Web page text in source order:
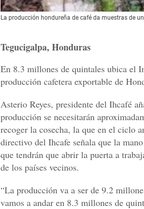
La producción hondureña de café da muestras de
Tegucigalpa, Honduras
En 8.3 millones de quintales ubica el
producción cafetera exportable de
Asterio Reyes, presidente del Ihcafé
producción se necesitarán
recoger la cosecha, la que en el ciclo
directivo del Ihcafe señala que la
que tendrán que abrir la puerta a
de los países vecinos.
“La producción va a ser de 9.2
vamos a andar en 8.3 millones de